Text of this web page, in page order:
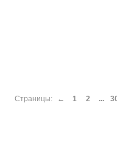
Страницы: ← 1 2 ...